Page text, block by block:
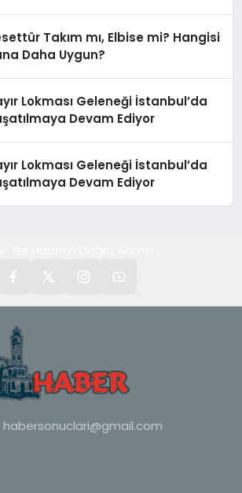
Takım mı, Elbise mi? Hangisi
Daha Uygun?
Lokması Geleneği İstanbul’da
Devam Ediyor
Lokması Geleneği İstanbul’da
Devam Ediyor
habersonuclari@gmail.com